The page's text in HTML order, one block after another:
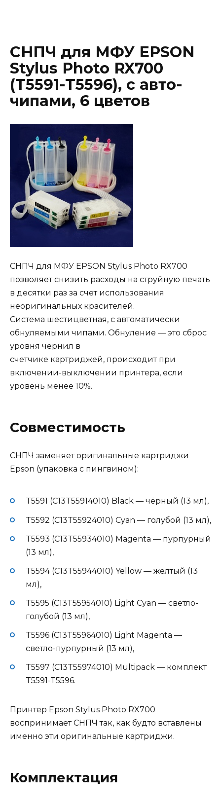
СНПЧ для МФУ EPSON
Stylus Photo RX700
(T5591-T5596), с авто-
чипами, 6 цветов
СНПЧ для МФУ EPSON Stylus Photo RX700
позволяет снизить расходы на струйную печать
в десятки раз за счет использования
неоригинальных красителей.
Система шестицветная, с автоматически
обнуляемыми чипами. Обнуление — это сброс
уровня чернил в
счетчике картриджей, происходит при
включении-выключении принтера, если
уровень менее 10%.
Совместимость
СНПЧ заменяет оригинальные картриджи
Epson (упаковка с пингвином):
T5591 (C13T55914010) Black — чёрный (13 мл),
T5592 (C13T55924010) Cyan — голубой (13 мл),
T5593 (C13T55934010) Magenta — пурпурный
(13 мл),
T5594 (C13T55944010) Yellow — жёлтый (13
мл),
T5595 (C13T55954010) Light Cyan — светло-
голубой (13 мл),
T5596 (C13T55964010) Light Magenta —
светло-пурпурный (13 мл),
T5597 (C13T55974010) Multipack — комплект
T5591-T5596.
Принтер Epson Stylus Photo RX700
воспринимает СНПЧ так, как будто вставлены
именно эти оригинальные картриджи.
Комплектация